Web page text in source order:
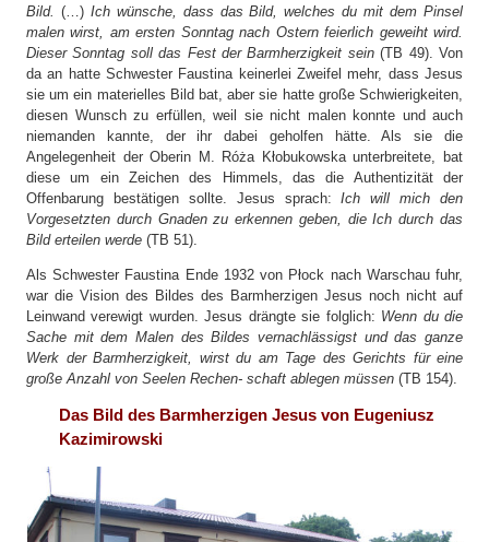
Bild. (…) Ich wünsche, dass das Bild, welches du mit dem Pinsel
malen wirst, am ersten Sonntag nach Ostern feierlich geweiht wird.
Dieser Sonntag soll das Fest der Barmherzigkeit sein(TB 49). Von
da an hatte Schwester Faustina keinerlei Zweifel mehr, dass Jesus
sie um ein materielles Bild bat, aber sie hatte große Schwierigkeiten,
diesen Wunsch zu erfüllen, weil sie nicht malen konnte und auch
niemanden kannte, der ihr dabei geholfen hätte. Als sie die
Angelegenheit der Oberin M. Róża Kłobukowska unterbreitete, bat
diese um ein Zeichen des Himmels, das die Authentizität der
Offenbarung bestätigen sollte. Jesus sprach:Ich will mich den
Vorgesetzten durch Gnaden zu erkennen geben, die Ich durch das
Bild erteilen werde (TB 51).
Als Schwester Faustina Ende 1932 von Płock nach Warschau fuhr,
war die Vision des Bildes des Barmherzigen Jesus noch nicht auf
Leinwand verewigt wurden. Jesus drängte sie folglich: Wenn du die
Sache mit dem Malen des Bildes vernachlässigst und das ganze
Werk der Barmherzigkeit, wirst du am Tage des Gerichts für eine
große Anzahl von Seelen Rechen- schaft ablegen müssen (TB 154).
Das Bild des Barmherzigen Jesus von Eugeniusz
Kazimirowski